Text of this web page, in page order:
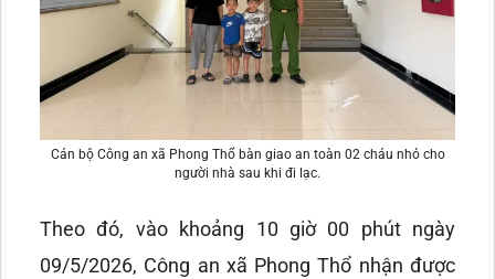
Cán bộ Công an xã Phong Thổ bàn giao an toàn 02 cháu nhỏ cho
người nhà sau khi đi lạc.
Theo đó, vào khoảng 10 giờ 00 phút ngày
09/5/2026, Công an xã Phong Thổ nhận được